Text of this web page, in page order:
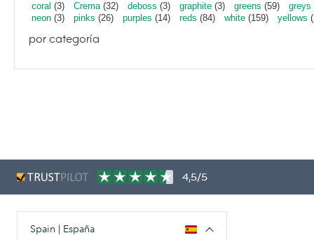
coral (3) Crema(32) deboss (3) graphite (3) greens (59) greys
neon (3) pinks (26) purples (14) reds (84) white (159) yellows
por categoría
4,5/5
Spain | España